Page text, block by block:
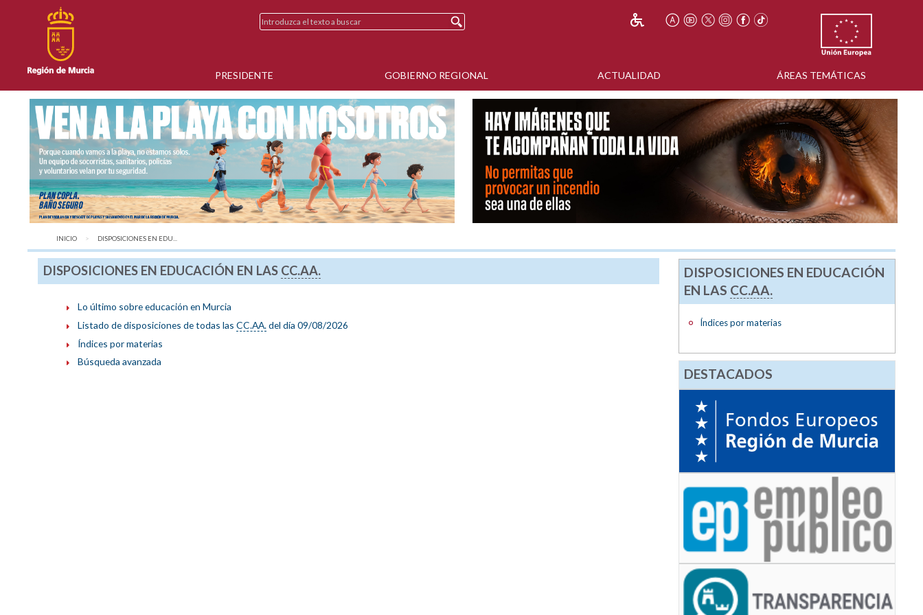
PRESIDENTE GOBIERNO REGIONAL ACTUALIDAD ÁREAS TEMÁTICAS
INICIO AQUÍ:
DISPOSICIONES EN EDU...
DISPOSICIONES EN EDUCACIÓN EN LAS CC.AA.
Lo último sobre educación en Murcia
Listado de disposiciones de todas las CC.AA.del día 09/08/2026
Índices por materias
Búsqueda avanzada
DISPOSICIONES EN EDUCACIÓN
EN LAS CC.AA.
Índices por materias
DESTACADOS